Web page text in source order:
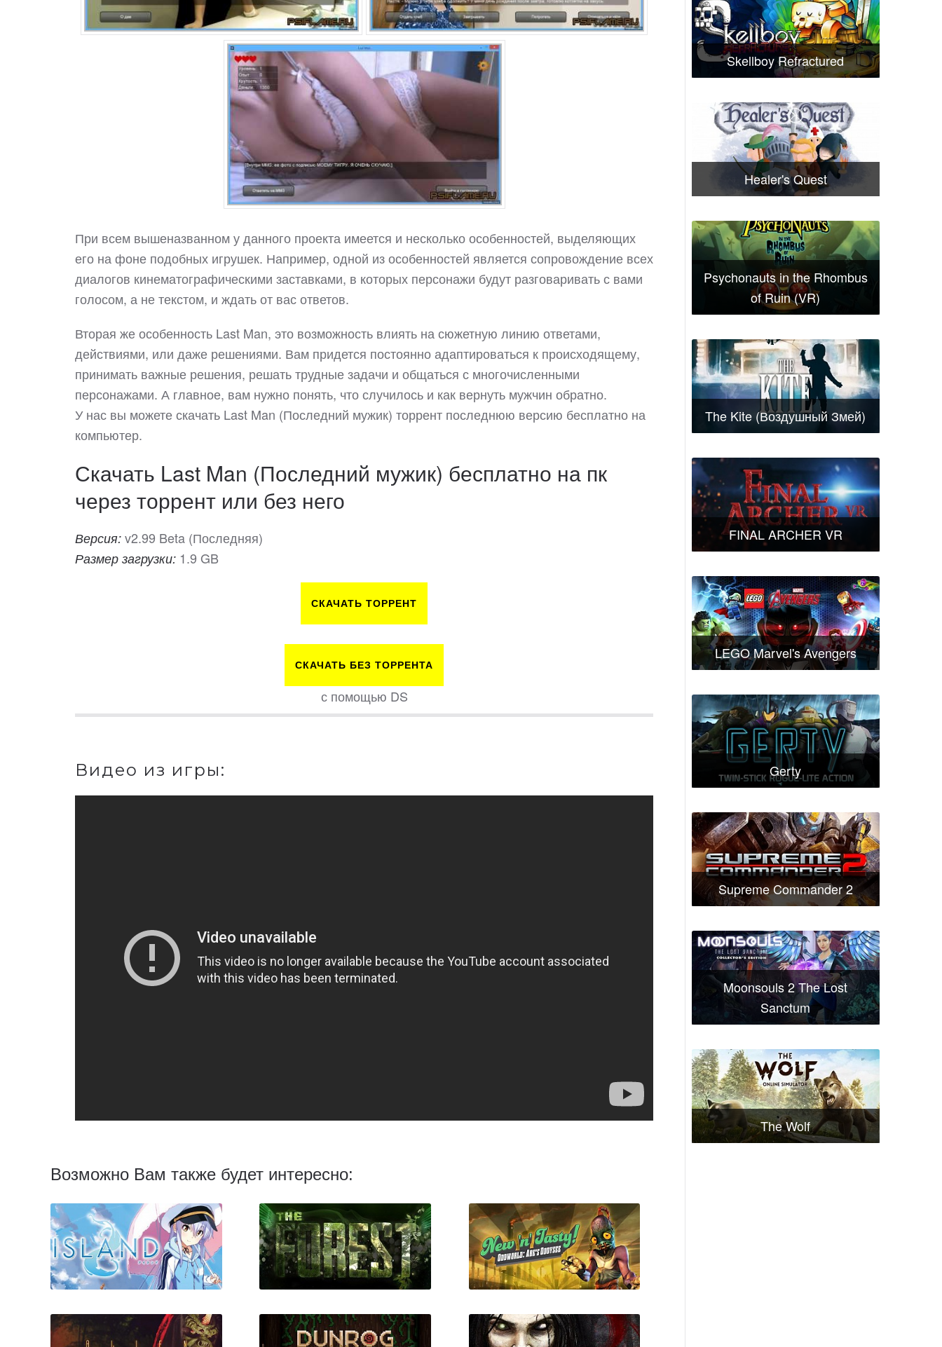
При всем вышеназванном у данного проекта имеется и несколько особенностей, выделяющих
его на фоне подобных игрушек. Например, одной из особенностей является сопровождение всех
диалогов кинематографическими заставками, в которых персонажи будут разговаривать с вами
голосом, а не текстом, и ждать от вас ответов.
Вторая же особенность Last Man, это возможность влиять на сюжетную линию ответами,
действиями, или даже решениями. Вам придется постоянно адаптироваться к происходящему,
принимать важные решения, решать трудные задачи и общаться с многочисленными
персонажами. А главное, вам нужно понять, что случилось и как вернуть мужчин обратно.
У нас вы можете скачать Last Man (Последний мужик) торрент последнюю версию бесплатно на
компьютер.
Скачать Last Man (Последний мужик) бесплатно на пк
через торрент или без него
Версия: v2.99 Beta (Последняя)
Размер загрузки: 1.9 GB
СКАЧАТЬ ТОРРЕНТ
СКАЧАТЬ БЕЗ ТОРРЕНТА
с помощью DS
Видео из игры:
Возможно Вам также будет интересно:
Skellboy Refractured
Healer's Quest
Psychonauts in the Rhombus
of Ruin (VR)
The Kite (Воздушный Змей)
FINAL ARCHER VR
LEGO Marvel's Avengers
Gerty
Supreme Commander 2
Moonsouls 2 The Lost
Sanctum
The Wolf